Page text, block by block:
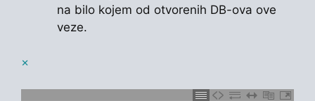
na bilo kojem od otvorenih DB-ova ove
veze.
×